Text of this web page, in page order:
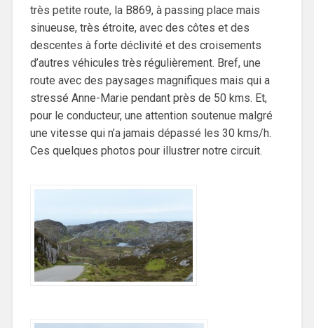
très petite route, la B869, à passing place mais
sinueuse, très étroite, avec des côtes et des
descentes à forte déclivité et des croisements
d’autres véhicules très régulièrement. Bref, une
route avec des paysages magnifiques mais qui a
stressé Anne-Marie pendant près de 50 kms. Et,
pour le conducteur, une attention soutenue malgré
une vitesse qui n’a jamais dépassé les 30 kms/h.
Ces quelques photos pour illustrer notre circuit.